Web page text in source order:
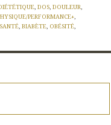
, DOS, DOULEUR,
PERFORMANCE+,
SANTÉ,BIABÈTE, OBÉSITÉ,